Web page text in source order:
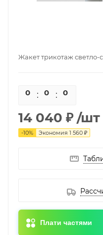
Жакет трикотаж светло-
0 0 0
14 040 ₽ /шт
-10% Экономия 1 560 ₽
Плати частями